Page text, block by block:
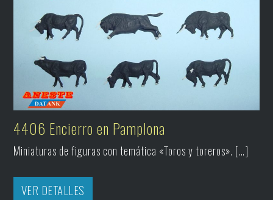
4406 Encierro en Pamplona
Miniaturas de figuras con temática «Toros y toreros». […]
VER DETALLES